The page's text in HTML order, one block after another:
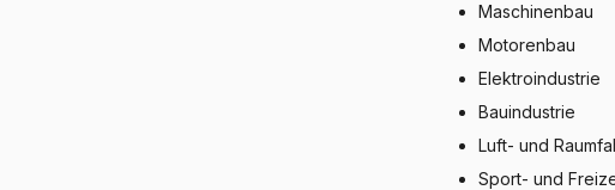
Maschinenbau
Motorenbau
Elektroindustrie
Bauindustrie
Luft- und
Sport- und